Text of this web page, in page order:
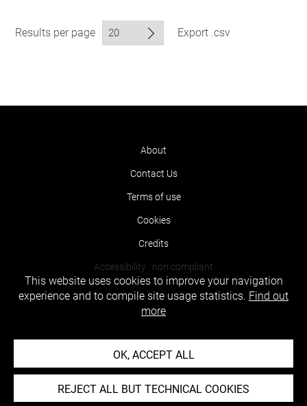
Results per page Export .csv
About
Contact Us
Terms of use
Cookies
Credits
Accessibility : non compliant
This website uses cookies to improve your navigation
experience and to compile site usage statistics. Find out
more
OK, ACCEPT ALL
REJECT ALL BUT TECHNICAL COOKIES